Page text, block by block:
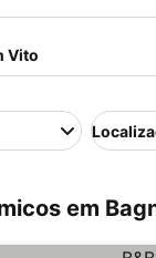
em